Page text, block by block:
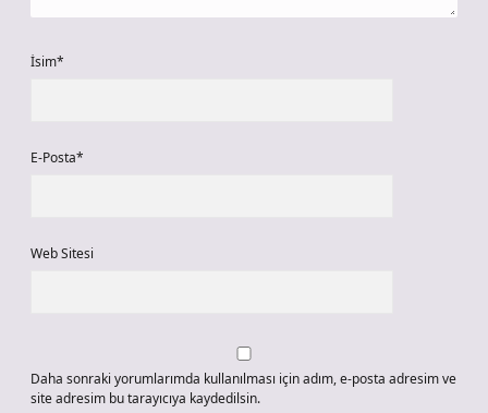
İsim*
E-Posta*
Web Sitesi
Daha sonraki yorumlarımda kullanılması için adım, e-posta adresim ve
site adresim bu tarayıcıya kaydedilsin.